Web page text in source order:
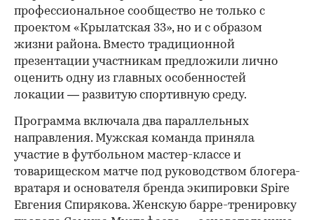
профессиональное сообщество не только с
проектом «Крылатская 33», но и с образом
жизни района. Вместо традиционной
презентации участникам предложили лично
оценить одну из главных особенностей
локации — развитую спортивную среду.
Программа включала два параллельных
направления. Мужская команда приняла
участие в футбольном мастер-классе и
товарищеском матче под руководством блогера-
вратаря и основателя бренда экипировки Spire
Евгения Спирякова. Женскую барре-тренировку